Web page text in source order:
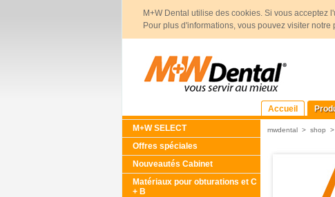
M+W Dental utilise des cookies. Si vous
Pour plus d'informations, vous pouvez visiter notre
Accueil
M+W SELECT
Offres spéciales
Nouveautés Cabinet
Matériaux pour obturations et C
+ B
mwdental > shop >